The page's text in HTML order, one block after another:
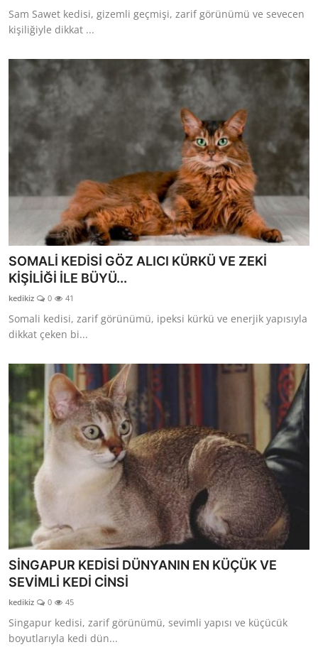
Sam Sawet kedisi, gizemli geçmişi, zarif görünümü ve sevecen
kişiliğiyle dikkat ...
SOMALİ KEDİSİ GÖZ ALICI KÜRKÜ VE ZEKİ
KİŞİLİĞİ İLE BÜYÜ...
kedikiz 0 41
Somali kedisi, zarif görünümü, ipeksi kürkü ve enerjik yapısıyla
dikkat çeken bi...
SİNGAPUR KEDİSİ DÜNYANIN EN KÜÇÜK VE
SEVİMLİ KEDİ CİNSİ
kedikiz 0 45
Singapur kedisi, zarif görünümü, sevimli yapısı ve küçücük
boyutlarıyla kedi dün...